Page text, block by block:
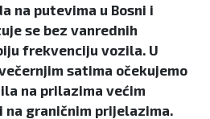
na putevima u Bosni i
se bez vanrednih
frekvenciju vozila. U
satima očekujemo
na prilazima većim
na graničnim prijelazima.